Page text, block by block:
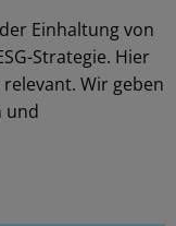
Einhaltung von
Strategie. Hier
Wir geben
und